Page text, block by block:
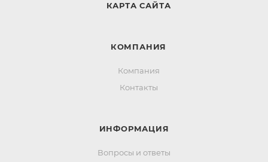
КАРТА САЙТА
КОМПАНИЯ
Компания
Контакты
ИНФОРМАЦИЯ
Вопросы и ответы